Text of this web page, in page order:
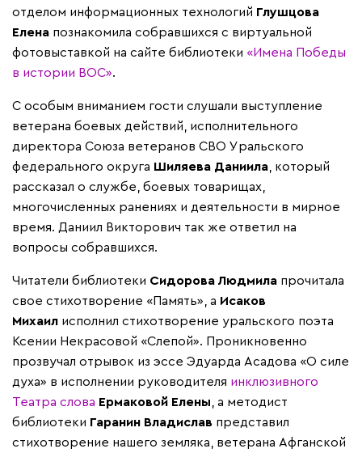
отделом информационных технологий Глушцова
Елена познакомила собравшихся с виртуальной
фотовыставкой на сайте библиотеки «Имена Победы
в истории ВОС».
С особым вниманием гости слушали выступление
ветерана боевых действий, исполнительного
директора Союза ветеранов СВО Уральского
федерального округа Шиляева Даниила , который
рассказал о службе, боевых товарищах,
многочисленных ранениях и деятельности в мирное
время. Даниил Викторович так же ответил на
вопросы собравшихся.
Читатели библиотеки Сидорова Людмила прочитала
свое стихотворение «Память», а Исаков
Михаил исполнил стихотворение уральского поэта
Ксении Некрасовой «Слепой». Проникновенно
прозвучал отрывок из эссе Эдуарда Асадова «О силе
духа» в исполнении руководителя инклюзивного
Театра слова Ермаковой Елены , а методист
библиотеки Гаранин Владислав представил
стихотворение нашего земляка, ветерана Афганской